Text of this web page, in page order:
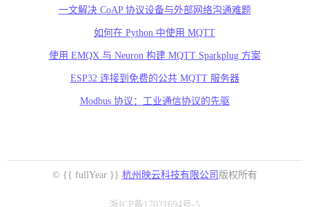
一文解决 CoAP 协议设备与外部网络沟通难题
如何在 Python 中使用 MQTT
使用 EMQX 与 Neuron 构建 MQTT Sparkplug 方案
ESP32 连接到免费的公共 MQTT 服务器
Modbus 协议：工业通信协议的先驱
© {{ fullYear }} 杭州映云科技有限公司 版权所有
浙ICP备17021694号-5